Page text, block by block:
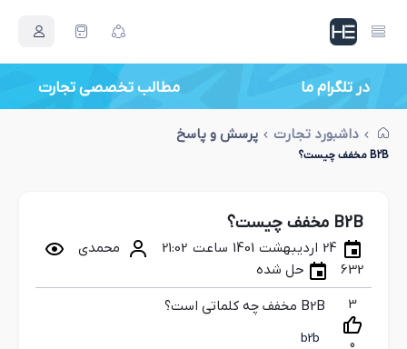
در تلگرام ما مطالب تخصصی تجارت
داشبورد تجارت پرسش و پاسخ
B2B مخفف چیست؟
B2B مخفف چیست؟
24 اردیبهشت 1401 ساعت 21:02
محمدی
632
حل شده
3
0
B2B مخفف چه کلماتی است؟
b2b